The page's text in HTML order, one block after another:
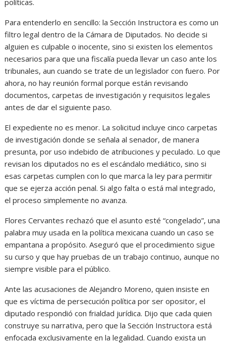
políticas.
Para entenderlo en sencillo: la Sección Instructora es como un
filtro legal dentro de la Cámara de Diputados. No decide si
alguien es culpable o inocente, sino si existen los elementos
necesarios para que una fiscalía pueda llevar un caso ante los
tribunales, aun cuando se trate de un legislador con fuero. Por
ahora, no hay reunión formal porque están revisando
documentos, carpetas de investigación y requisitos legales
antes de dar el siguiente paso.
El expediente no es menor. La solicitud incluye cinco carpetas
de investigación donde se señala al senador, de manera
presunta, por uso indebido de atribuciones y peculado. Lo que
revisan los diputados no es el escándalo mediático, sino si
esas carpetas cumplen con lo que marca la ley para permitir
que se ejerza acción penal. Si algo falta o está mal integrado,
el proceso simplemente no avanza.
Flores Cervantes rechazó que el asunto esté “congelado”, una
palabra muy usada en la política mexicana cuando un caso se
empantana a propósito. Aseguró que el procedimiento sigue
su curso y que hay pruebas de un trabajo continuo, aunque no
siempre visible para el público.
Ante las acusaciones de Alejandro Moreno, quien insiste en
que es víctima de persecución política por ser opositor, el
diputado respondió con frialdad jurídica. Dijo que cada quien
construye su narrativa, pero que la Sección Instructora está
enfocada exclusivamente en la legalidad. Cuando exista un